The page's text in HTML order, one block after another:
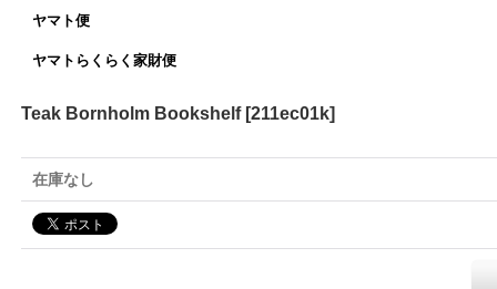
ヤマト便
ヤマトらくらく家財便
Teak Bornholm Bookshelf [211ec01k]
在庫なし